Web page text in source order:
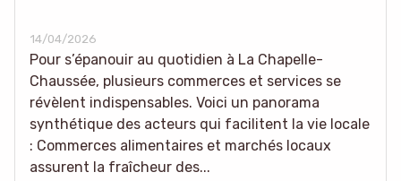
14/04/2026
Pour s’épanouir au quotidien à La Chapelle-
Chaussée, plusieurs commerces et services se
révèlent indispensables. Voici un panorama
synthétique des acteurs qui facilitent la vie locale
: Commerces alimentaires et marchés locaux
assurent la fraîcheur des...